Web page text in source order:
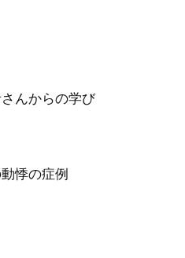
んからの学び
悸の症例